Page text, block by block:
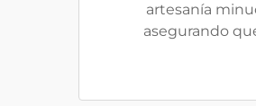
artesanía
asegurando